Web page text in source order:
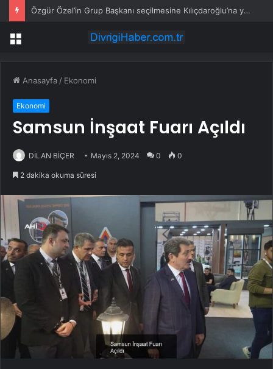
Özgür Özel’in Grup Başkanı seçilmesine Kılıçdaroğlu’na yakın Gürsel Tekin’den ilk yorum
Menü
Anasayfa / Ekonomi
Ekonomi
Samsun İnşaat Fuarı Açıldı
DİLAN BİÇER Mayıs 2, 2024 0 0
2 dakika okuma süresi